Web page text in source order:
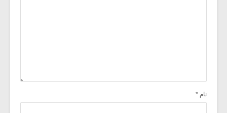
نام *